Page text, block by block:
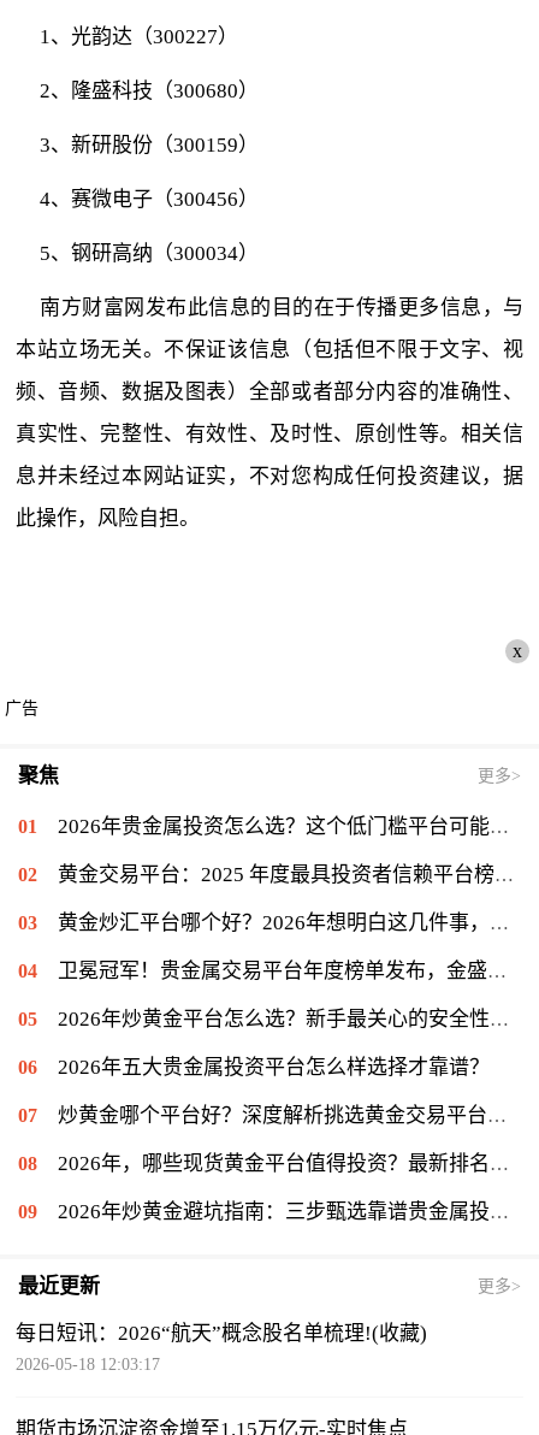
1、光韵达（300227）
2、隆盛科技（300680）
3、新研股份（300159）
4、赛微电子（300456）
5、钢研高纳（300034）
南方财富网发布此信息的目的在于传播更多信息，与
本站立场无关。不保证该信息（包括但不限于文字、视
频、音频、数据及图表）全部或者部分内容的准确性、
真实性、完整性、有效性、及时性、原创性等。相关信
息并未经过本网站证实，不对您构成任何投资建议，据
此操作，风险自担。
x
广告
聚焦 更多>
2026年贵金属投资怎么选？这个低门槛平台可能值得你一试
黄金交易平台：2025 年度最具投资者信赖平台榜单揭晓，金盛贵金属位列信赖榜第一
黄金炒汇平台哪个好？2026年想明白这几件事，再看金盛贵金属
卫冕冠军！贵金属交易平台年度榜单发布，金盛贵金属再度登顶冠军宝座
2026年炒黄金平台怎么选？新手最关心的安全性问题揭秘
2026年五大贵金属投资平台怎么样选择才靠谱？
炒黄金哪个平台好？深度解析挑选黄金交易平台的关键
2026年，哪些现货黄金平台值得投资？最新排名揭晓
2026年炒黄金避坑指南：三步甄选靠谱贵金属投资平台
最近更新 更多>
每日短讯：2026“航天”概念股名单梳理!(收藏)
2026-05-18 12:03:17
期货市场沉淀资金增至1.15万亿元-实时焦点